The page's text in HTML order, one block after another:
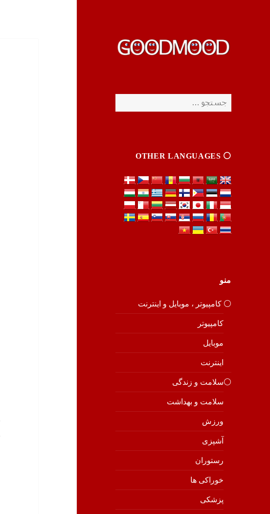
برای:
⚪️ OTHER LANGUAGES
منو
⚪️ کامپیوتر ، موبایل و اینترنت
کامپیوتر
موبایل
اینترنت
⚪️سلامت و زندگی
سلامت و بهداشت
ورزش
آشپزی
رستوران
خوراکی ها
پزشکی